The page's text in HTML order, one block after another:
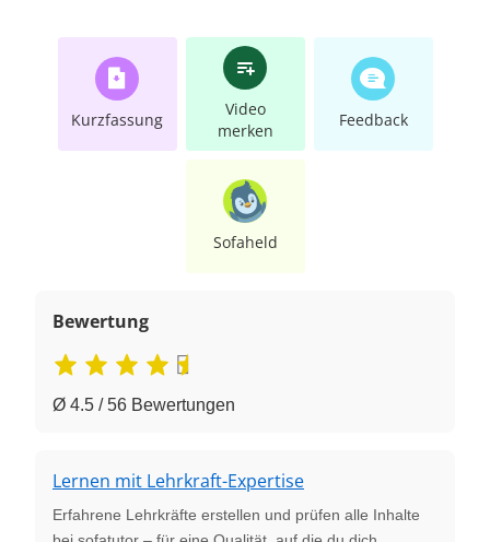
Kurzfassung
Video
merken
Feedback
Sofaheld
Bewertung
Ø 4.5 / 56 Bewertungen
Lernen mit Lehrkraft-Expertise
Erfahrene Lehrkräfte erstellen und prüfen alle Inhalte